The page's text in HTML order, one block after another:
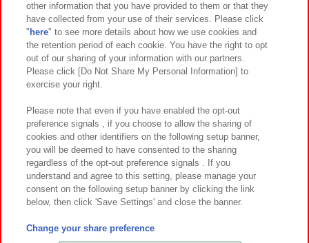
関連会社 サステナビリティ サイトポリシー
プライバシーポリシー ウェブアクセシビリティ方針と検証結果
お取引先さまとともに
カスタマーハラスメント対応方針 よくあるご質問・お問い合わせ
©Bandai Namco Amusement Inc.
©Bandai Namco Amusement Lab Inc.
other information that you have provided to them or that they
have collected from your use of their services. Please click
" here" to see more details about how we use cookies and
the retention period of each cookie. You have the right to opt
out of our sharing of your information with our partners.
Please click [Do Not Share My Personal Information] to
exercise your right.
Please note that even if you have enabled the opt-out
preference signals , if you choose to allow the sharing of
cookies and other identifiers on the following setup banner,
you will be deemed to have consented to the sharing
regardless of the opt-out preference signals . If you
understand and agree to this setting, please manage your
consent on the following setup banner by clicking the link
below, then click 'Save Settings' and close the banner.
Change your share preference